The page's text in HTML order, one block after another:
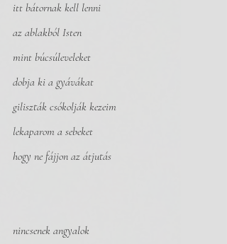
itt bátornak kell lenni
az ablakból Isten
mint búcsúleveleket
dobja ki a gyávákat
giliszták csókolják kezeim
lekaparom a sebeket
hogy ne fájjon az átjutás
nincsenek angyalok